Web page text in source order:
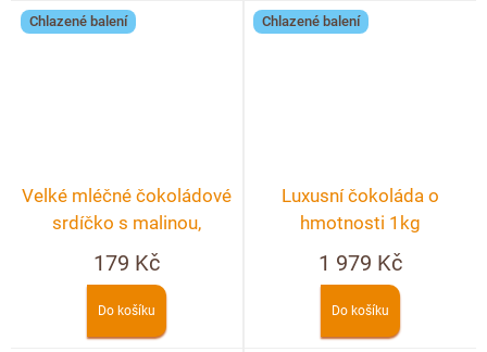
Chlazené balení
Velké mléčné čokoládové
srdíčko s malinou,
pistáciemi a bílou
čokoládou
179 Kč
Do košíku
Chlazené balení
Luxusní čokoláda o
hmotnosti 1kg
1 979 Kč
Do košíku